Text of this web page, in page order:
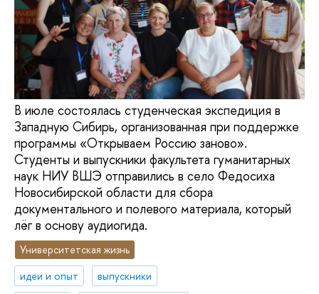
В июле состоялась студенческая экспедиция в
Западную Сибирь, организованная при поддержке
программы «Открываем Россию заново».
Студенты и выпускники факультета гуманитарных
наук НИУ ВШЭ отправились в село Федосиха
Новосибирской области для сбора
документального и полевого материала, который
лёг в основу аудиогида.
Университетская жизнь
идеи и опыт
выпускники